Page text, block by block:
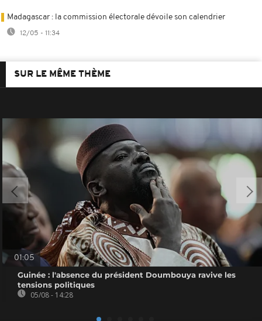
Madagascar : la commission électorale dévoile son calendrier
12/05 - 11:34
SUR LE MÊME THÈME
01:05
Guinée : l'absence du président Doumbouya ravive les
tensions politiques
05/08 - 14:28